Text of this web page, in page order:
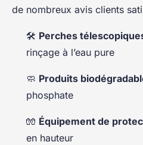
de nombreux avis clients
🛠️ Perches
rinçage à l’eau pure
🧼 Produits
phosphate
🧤 Équipement de
en hauteur